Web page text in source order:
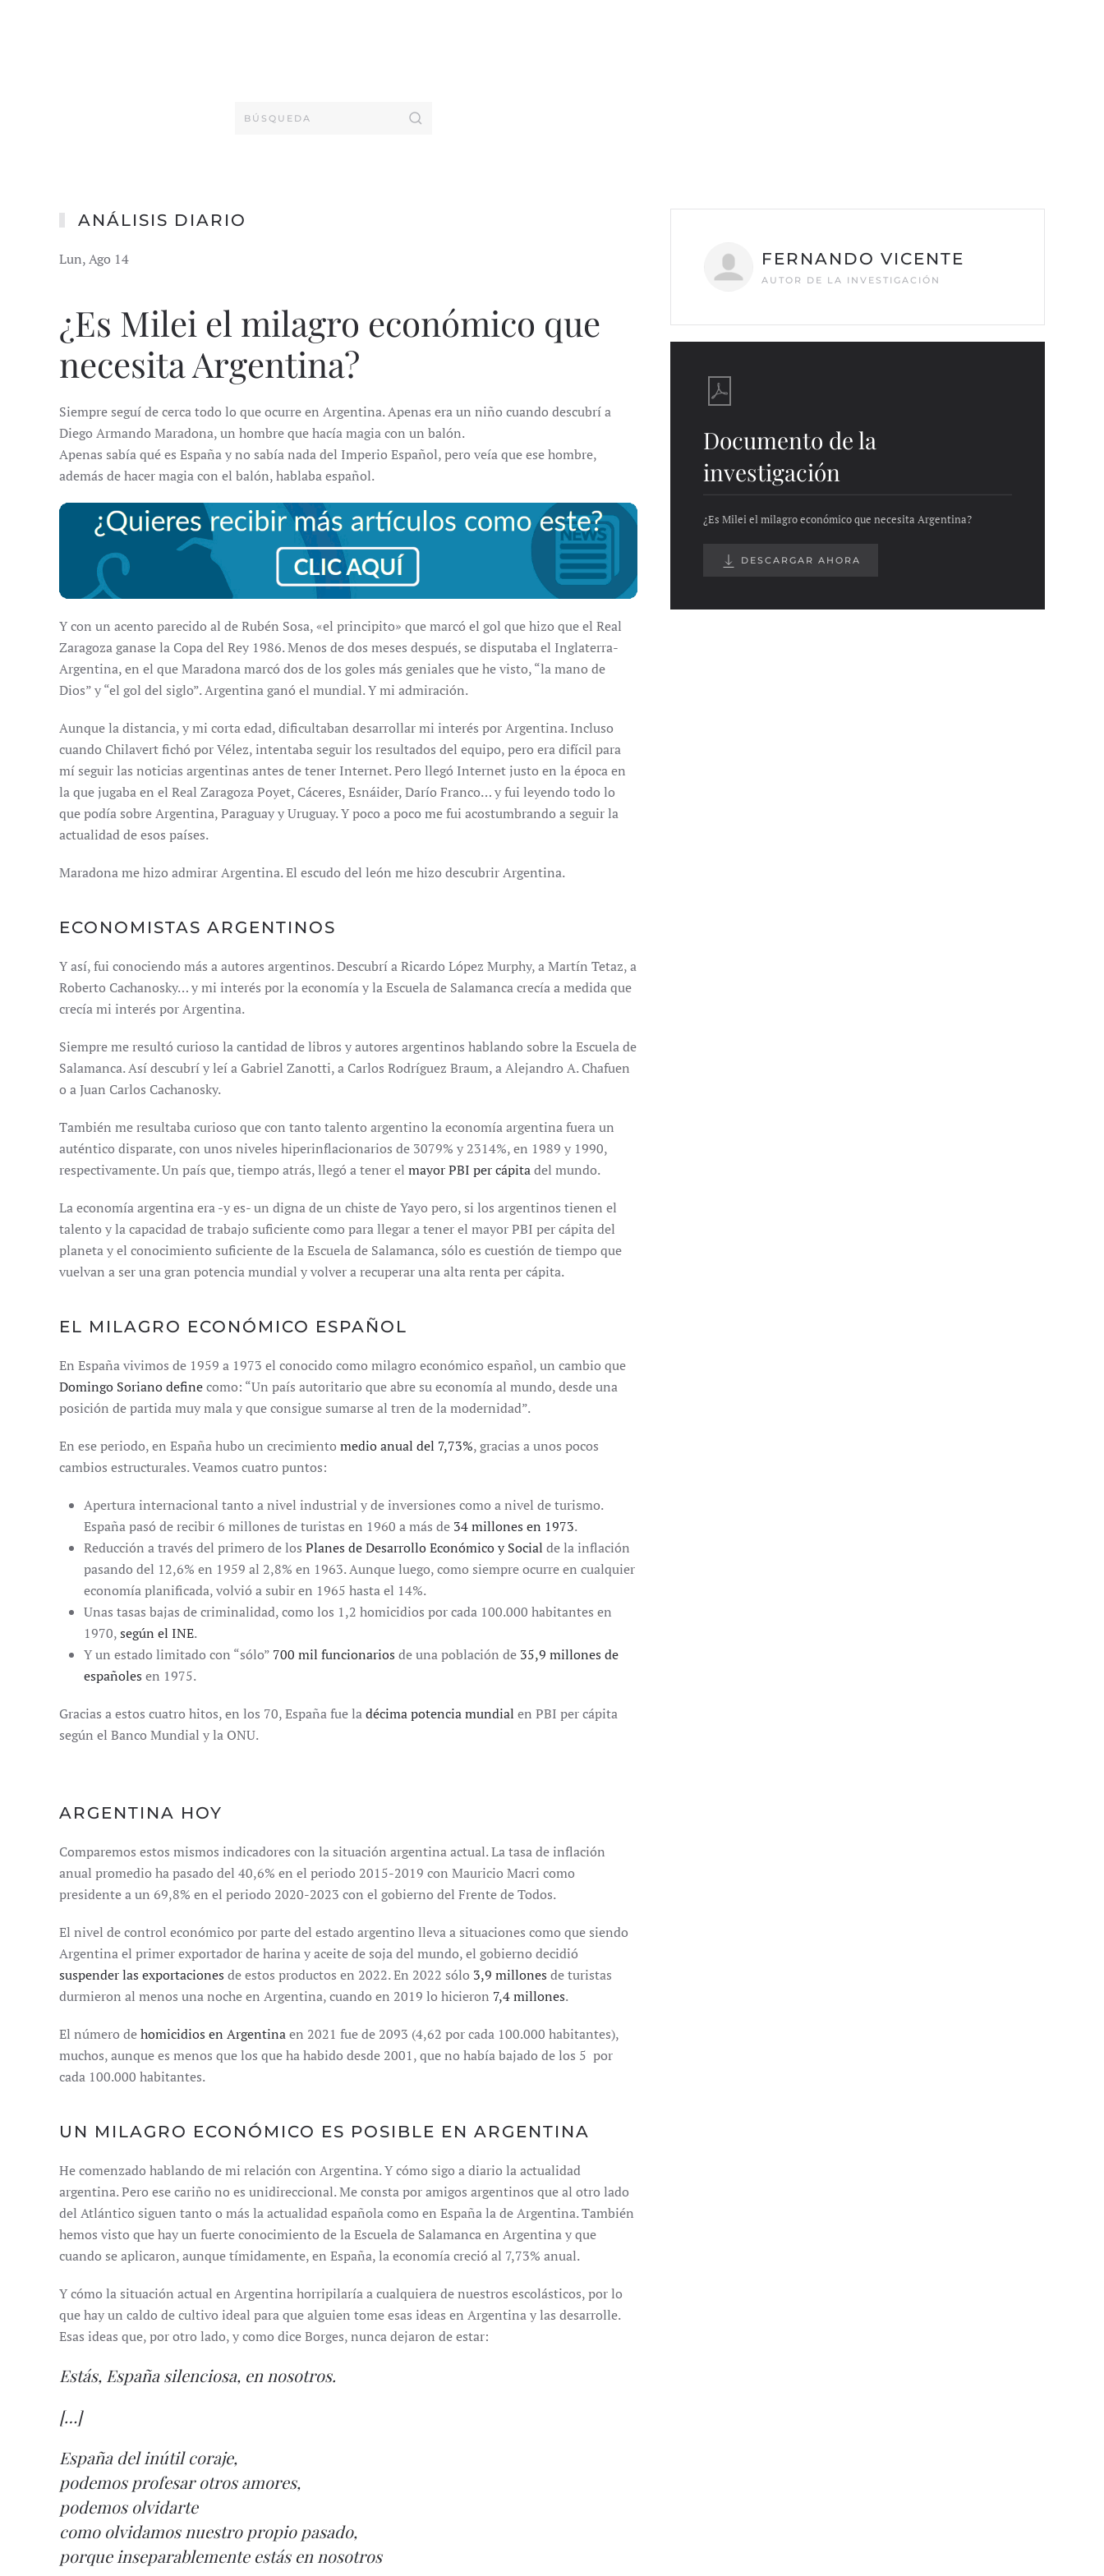
ANÁLISIS DIARIO
Lun, Ago 14
¿Es Milei el milagro económico que
necesita Argentina?
Siempre seguí de cerca todo lo que ocurre en Argentina. Apenas era un niño cuando descubrí a
Diego Armando Maradona, un hombre que hacía magia con un balón.
Apenas sabía qué es España y no sabía nada del Imperio Español, pero veía que ese hombre,
además de hacer magia con el balón, hablaba español.
Y con un acento parecido al de Rubén Sosa, «el principito» que marcó el gol que hizo que el Real
Zaragoza ganase la Copa del Rey 1986. Menos de dos meses después, se disputaba el Inglaterra-
Argentina, en el que Maradona marcó dos de los goles más geniales que he visto, “la mano de
Dios” y “el gol del siglo”. Argentina ganó el mundial. Y mi admiración.
Aunque la distancia, y mi corta edad, dificultaban desarrollar mi interés por Argentina. Incluso
cuando Chilavert fichó por Vélez, intentaba seguir los resultados del equipo, pero era difícil para
mí seguir las noticias argentinas antes de tener Internet. Pero llegó Internet justo en la época en
la que jugaba en el Real Zaragoza Poyet, Cáceres, Esnáider, Darío Franco… y fui leyendo todo lo
que podía sobre Argentina, Paraguay y Uruguay. Y poco a poco me fui acostumbrando a seguir la
actualidad de esos países.
Maradona me hizo admirar Argentina. El escudo del león me hizo descubrir Argentina.
ECONOMISTAS ARGENTINOS
Y así, fui conociendo más a autores argentinos. Descubrí a Ricardo López Murphy, a Martín Tetaz, a
Roberto Cachanosky… y mi interés por la economía y la Escuela de Salamanca crecía a medida que
crecía mi interés por Argentina.
Siempre me resultó curioso la cantidad de libros y autores argentinos hablando sobre la Escuela de
Salamanca. Así descubrí y leí a Gabriel Zanotti, a Carlos Rodríguez Braum, a Alejandro A. Chafuen
o a Juan Carlos Cachanosky.
También me resultaba curioso que con tanto talento argentino la economía argentina fuera un
auténtico disparate, con unos niveles hiperinflacionarios de 3079% y 2314%, en 1989 y 1990,
respectivamente. Un país que, tiempo atrás, llegó a tener el mayor PBI per cápitadel mundo.
La economía argentina era -y es- un digna de un chiste de Yayo pero, si los argentinos tienen el
talento y la capacidad de trabajo suficiente como para llegar a tener el mayor PBI per cápita del
planeta y el conocimiento suficiente de la Escuela de Salamanca, sólo es cuestión de tiempo que
vuelvan a ser una gran potencia mundial y volver a recuperar una alta renta per cápita.
EL MILAGRO ECONÓMICO ESPAÑOL
En España vivimos de 1959 a 1973 el conocido como milagro económico español, un cambio que
Domingo Sorianodefinecomo: “Un país autoritario que abre su economía al mundo, desde una
posición de partida muy mala y que consigue sumarse al tren de la modernidad”.
En ese periodo, en España hubo un crecimiento medio anual del 7,73%, gracias a unos pocos
cambios estructurales. Veamos cuatro puntos:
Apertura internacional tanto a nivel industrial y de inversiones como a nivel de turismo.
España pasó de recibir 6 millones de turistas en 1960 a más de 34 millones en 1973.
Reducción a través del primero de los Planes de Desarrollo Económico y Social de la inflación
pasando del 12,6% en 1959 al 2,8% en 1963. Aunque luego, como siempre ocurre en cualquier
economía planificada, volvió a subir en 1965 hasta el 14%.
Unas tasas bajas de criminalidad, como los 1,2 homicidios por cada 100.000 habitantes en
1970,según el INE.
Y un estado limitado con “sólo” 700 mil funcionarios de una población de 35,9 millones de
españoles en 1975.
Gracias a estos cuatro hitos, en los 70, España fue ladécima potencia mundial en PBI per cápita
según el Banco Mundial y la ONU.
ARGENTINA HOY
Comparemos estos mismos indicadores con la situación argentina actual. La tasa de inflación
anual promedio ha pasado del 40,6% en el periodo 2015-2019 con Mauricio Macri como
presidente a un 69,8% en el periodo 2020-2023 con el gobierno del Frente de Todos.
El nivel de control económico por parte del estado argentino lleva a situaciones como que siendo
Argentina el primer exportador de harina y aceite de soja del mundo, el gobierno decidió
suspender las exportaciones de estos productos en 2022. En 2022 sólo 3,9 millones de turistas
durmieron al menos una noche en Argentina, cuando en 2019 lo hicieron 7,4 millones.
El número dehomicidios en Argentinaen 2021 fue de 2093 (4,62 por cada 100.000 habitantes),
muchos, aunque es menos que los que ha habido desde 2001, que no había bajado de los 5 por
cada 100.000 habitantes.
UN MILAGRO ECONÓMICO ES POSIBLE EN ARGENTINA
He comenzado hablando de mi relación con Argentina. Y cómo sigo a diario la actualidad
argentina. Pero ese cariño no es unidireccional. Me consta por amigos argentinos que al otro lado
del Atlántico siguen tanto o más la actualidad española como en España la de Argentina. También
hemos visto que hay un fuerte conocimiento de la Escuela de Salamanca en Argentina y que
cuando se aplicaron, aunque tímidamente, en España, la economía creció al 7,73% anual.
Y cómo la situación actual en Argentina horripilaría a cualquiera de nuestros escolásticos, por lo
que hay un caldo de cultivo ideal para que alguien tome esas ideas en Argentina y las desarrolle.
Esas ideas que, por otro lado, y como dice Borges, nunca dejaron de estar:
Estás, España silenciosa, en nosotros.
[…]
España del inútil coraje,
podemos profesar otros amores,
podemos olvidarte
como olvidamos nuestro propio pasado,
porque inseparablemente estás en nosotros
FERNANDO VICENTE
AUTOR DE LA INVESTIGACIÓN
Documento de la
investigación
¿Es Milei el milagro económico que necesita Argentina?
DESCARGAR AHORA